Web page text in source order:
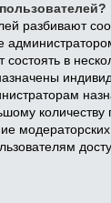
разбивают
состоять в
количеству